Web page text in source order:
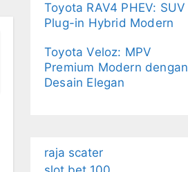
Toyota RAV4 PHEV: SUV
Plug-in Hybrid Modern
Toyota Veloz: MPV
Premium Modern dengan
Desain Elegan
raja scater